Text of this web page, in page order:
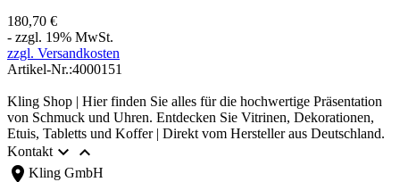
180,70 €
- zzgl. 19% MwSt.
zzgl. Versandkosten
Artikel-Nr.:4000151
Kling Shop | Hier finden Sie alles für die hochwertige Präsentation
von Schmuck und Uhren. Entdecken Sie Vitrinen, Dekorationen,
Etuis, Tabletts und Koffer | Direkt vom Hersteller aus Deutschland.
Kontakt 
location_on Kling GmbH